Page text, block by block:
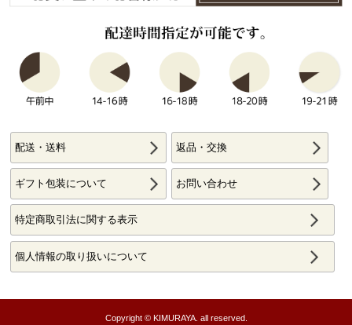
配送・送料 返品・交換
ギフト包装について お問い合わせ
特定商取引法に関する表示
個人情報の取り扱いについて
Copyright © KIMURAYA. all reserved.